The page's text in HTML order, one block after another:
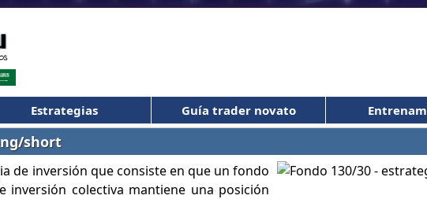
Estrategias Guía trader novato
short
de inversión que consiste en que un fondo
colectiva mantiene una posición